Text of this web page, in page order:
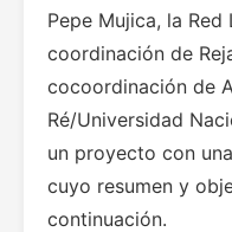
Pepe Mujica, la
coordinación de
cocoordinación de
Ré/Universidad
un proyecto con
cuyo resumen y
continuación.